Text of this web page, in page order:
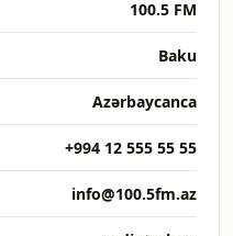
100.5 FM
Baku
Azərbaycanca
+994 12 555 55 55
info@100.5fm.az